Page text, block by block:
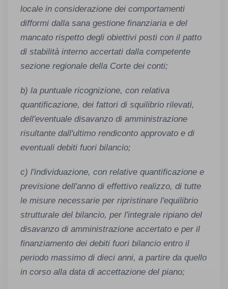
locale in considerazione dei comportamenti
difformi dalla sana gestione finanziaria e del
mancato rispetto degli obiettivi posti con il patto
di stabilità interno accertati dalla competente
sezione regionale della Corte dei conti;
b) la puntuale ricognizione, con relativa
quantificazione, dei fattori di squilibrio rilevati,
dell'eventuale disavanzo di amministrazione
risultante dall'ultimo rendiconto approvato e di
eventuali debiti fuori bilancio;
c) l'individuazione, con relative quantificazione e
previsione dell'anno di effettivo realizzo, di tutte
le misure necessarie per ripristinare l'equilibrio
strutturale del bilancio, per l'integrale ripiano del
disavanzo di amministrazione accertato e per il
finanziamento dei debiti fuori bilancio entro il
periodo massimo di dieci anni, a partire da quello
in corso alla data di accettazione del piano;